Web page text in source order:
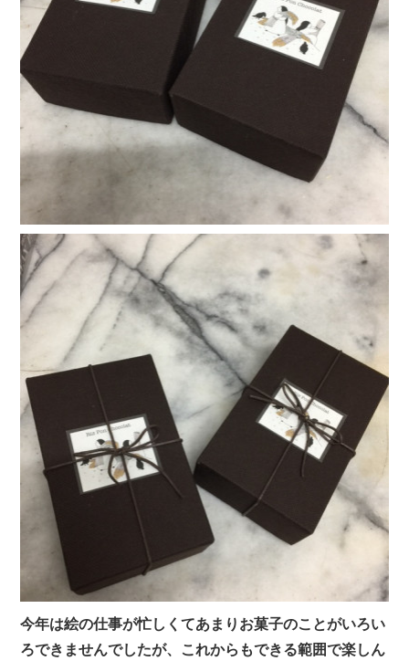
今年は絵の仕事が忙しくてあまりお菓子のことがいろい
ろできませんでしたが、これからもできる範囲で楽しん